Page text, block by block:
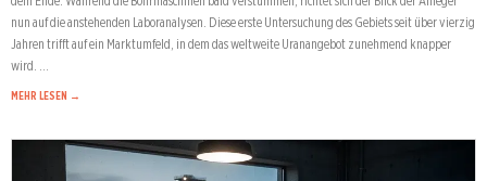
nun auf die anstehenden Laboranalysen. Diese erste Untersuchung des Gebiets seit über vierzig
Jahren trifft auf ein Marktumfeld, in dem das weltweite Uranangebot zunehmend knapper
wird. …
MEHR LESEN →